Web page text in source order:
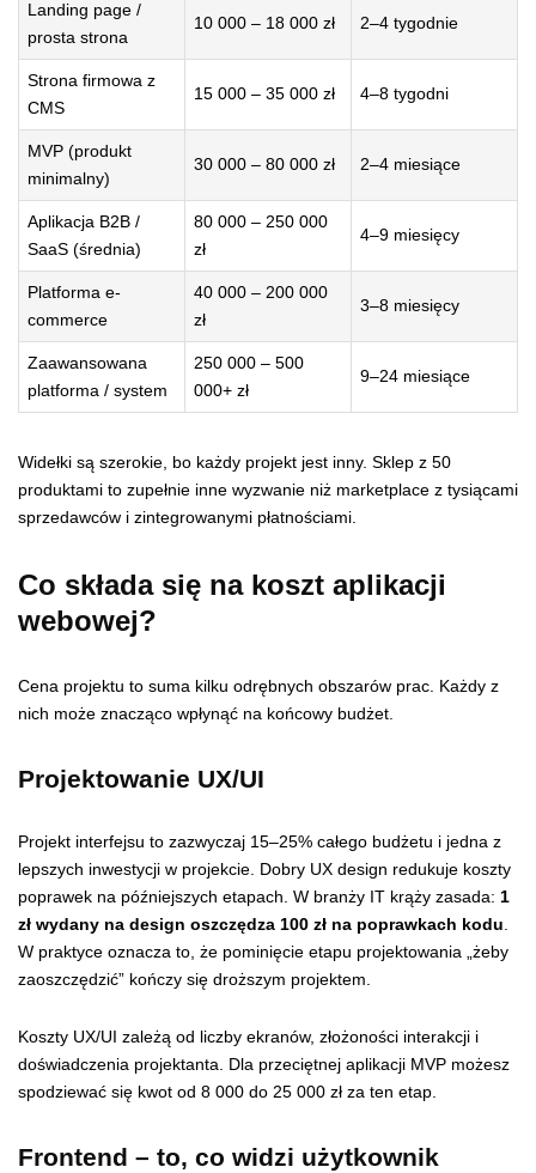
Landing page /
prosta strona
10 000 – 18 000 zł 2–4 tygodnie
Strona firmowa z
CMS
15 000 – 35 000 zł 4–8 tygodni
MVP (produkt
minimalny)
30 000 – 80 000 zł 2–4 miesiące
Aplikacja B2B /
SaaS (średnia)
80 000 – 250 000
zł
4–9 miesięcy
Platforma e-
commerce
40 000 – 200 000
zł
3–8 miesięcy
Zaawansowana
platforma / system
250 000 – 500
000+ zł
9–24 miesiące
Widełki są szerokie, bo każdy projekt jest inny. Sklep z 50
produktami to zupełnie inne wyzwanie niż marketplace z tysiącami
sprzedawców i zintegrowanymi płatnościami.
Co składa się na koszt aplikacji
webowej?
Cena projektu to suma kilku odrębnych obszarów prac. Każdy z
nich może znacząco wpłynąć na końcowy budżet.
Projektowanie UX/UI
Projekt interfejsu to zazwyczaj 15–25% całego budżetu i jedna z
lepszych inwestycji w projekcie. Dobry UX design redukuje koszty
poprawek na późniejszych etapach. W branży IT krąży zasada: 1
zł wydany na design oszczędza 100 zł na poprawkach kodu.
W praktyce oznacza to, że pominięcie etapu projektowania „żeby
zaoszczędzić” kończy się droższym projektem.
Koszty UX/UI zależą od liczby ekranów, złożoności interakcji i
doświadczenia projektanta. Dla przeciętnej aplikacji MVP możesz
spodziewać się kwot od 8 000 do 25 000 zł za ten etap.
Frontend – to, co widzi użytkownik